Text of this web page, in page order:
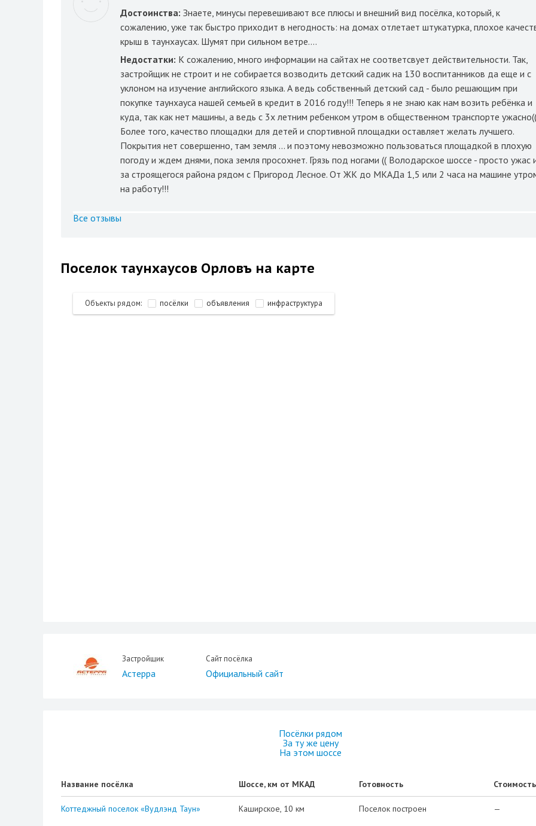
Достоинства:Знаете, минусы перевешивают все плюсы и внешний вид посёлка, который, к
сожалению, уже так быстро приходит в негодность: на домах отлетает штукатурка, плохое
крыш в таунхаусах. Шумят при сильном ветре....
Недостатки: К сожалению, много информации на сайтах не соответсвует действительности. Так,
застройщик не строит и не собирается возводить детский садик на 130 воспитанников да еще и с
уклоном на изучение английского языка. А ведь собственный детский сад - было решающим при
покупке таунхауса нашей семьей в кредит в 2016 году!!! Теперь я не знаю как нам возить ребёнка и
куда, так как нет машины, а ведь с 3х летним ребенком утром в общественном транспорте
Более того, качество площадки для детей и спортивной площадки оставляет желать лучшего.
Покрытия нет совершенно, там земля ... и поэтому невозможно пользоваться площадкой в плохую
погоду и ждем днями, пока земля просохнет. Грязь под ногами (( Володарское шоссе - просто ужас
за строящегося района рядом с Пригород Лесное. От ЖК до МКАДа 1,5 или 2 часа на машине
на работу!!!
Все отзывы
Поселок таунхаусов Орловъ на карте
Объекты рядом: посёлки объявления инфраструктура
Застройщик
Астерра
Сайт посёлка
Официальный сайт
Посёлки рядом
За ту же цену
На этом шоссе
Название посёлка Шоссе, км от МКАД Готовность Стоимость
Коттеджный поселок «Вудлэнд Таун» Каширское 10 км Поселок построен —